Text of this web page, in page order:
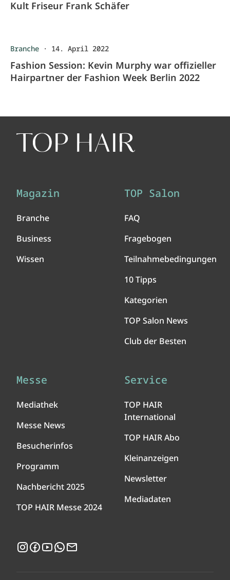
Kult Friseur Frank Schäfer
Branche · 14. April 2022
Fashion Session: Kevin Murphy war offizieller
Hairpartner der Fashion Week Berlin 2022
Magazin
Branche
Business
Wissen
TOP Salon
FAQ
Fragebogen
Teilnahmebedingungen
10 Tipps
Kategorien
TOP Salon News
Club der Besten
Messe
Mediathek
Messe News
Besucherinfos
Programm
Nachbericht 2025
TOP HAIR Messe 2024
Service
TOP HAIR
International
TOP HAIR Abo
Kleinanzeigen
Newsletter
Mediadaten
Instagram
Facebook
YouTubeWhatsApp